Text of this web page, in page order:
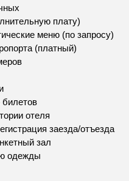
плату)
меню (по запросу)
(платный)
билетов
отеля
заезда/отъезда
зал
одежды